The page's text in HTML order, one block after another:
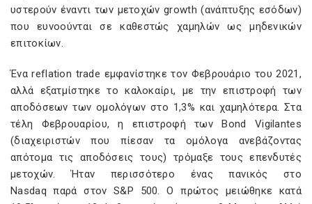
υστερούν έναντι των μετοχών growth (ανάπτυξης εσόδων)
που ευνοούνται σε καθεστώς χαμηλών ως μηδενικών
επιτοκίων.
Ένα reflation trade εμφανίστηκε τον Φεβρουάριο του 2021,
αλλά εξατμίστηκε το καλοκαίρι, με την επιστροφή των
αποδόσεων των ομολόγων στο 1,3% και χαμηλότερα. Στα
τέλη Φεβρουαρίου, η επιστροφή των Bond Vigilantes
(διαχειριστών που πίεσαν τα ομόλογα ανεβάζοντας
απότομα τις αποδόσεις τους) τρόμαξε τους επενδυτές
μετοχών. Ήταν περισσότερο ένας πανικός στο
Nasdaq παρά στον S&P 500. Ο πρώτος μειώθηκε κατά